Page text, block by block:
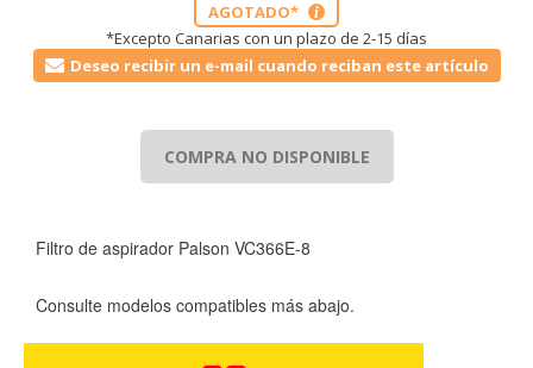
AGOTADO* i
*Excepto Canarias con un plazo de 2-15 días
Deseo recibir un e-mail cuando reciban este artículo
COMPRA NO DISPONIBLE
Filtro de aspirador Palson VC366E-8
Consulte modelos compatibles más abajo.